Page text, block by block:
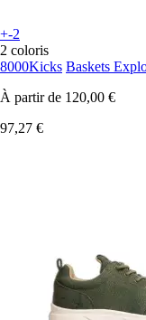
+-2
2 coloris
8000Kicks Baskets
À partir de 120,00 €
97,27 €